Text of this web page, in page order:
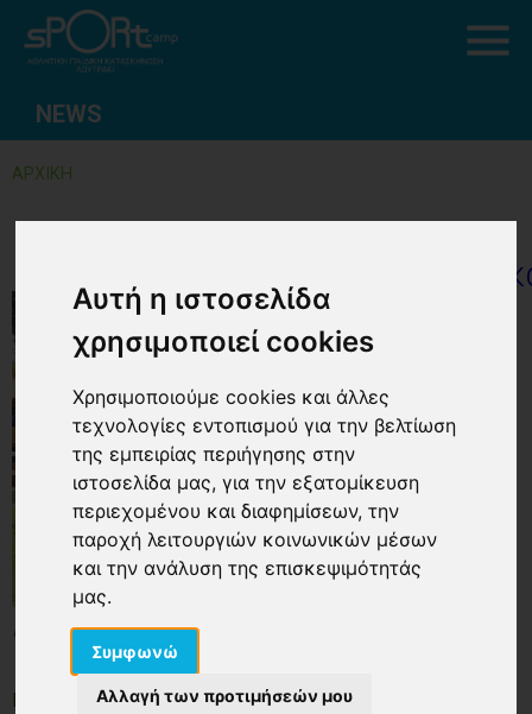
Αυτή η ιστοσελίδα
χρησιμοποιεί cookies
Χρησιμοποιούμε cookies και άλλες
τεχνολογίες εντοπισμού για την βελτίωση
της εμπειρίας περιήγησης στην
ιστοσελίδα μας, για την εξατομίκευση
περιεχομένου και διαφημίσεων, την
παροχή λειτουργιών κοινωνικών μέσων
και την ανάλυση της επισκεψιμότητάς
μας.
Συμφωνώ
Αλλαγή των προτιμήσεών μου
NEWS
ΑΡΧΙΚΗ
ΠΕΜ, 02/14/2019 - 10:43
Νέο άρθρο στο Blog μας!